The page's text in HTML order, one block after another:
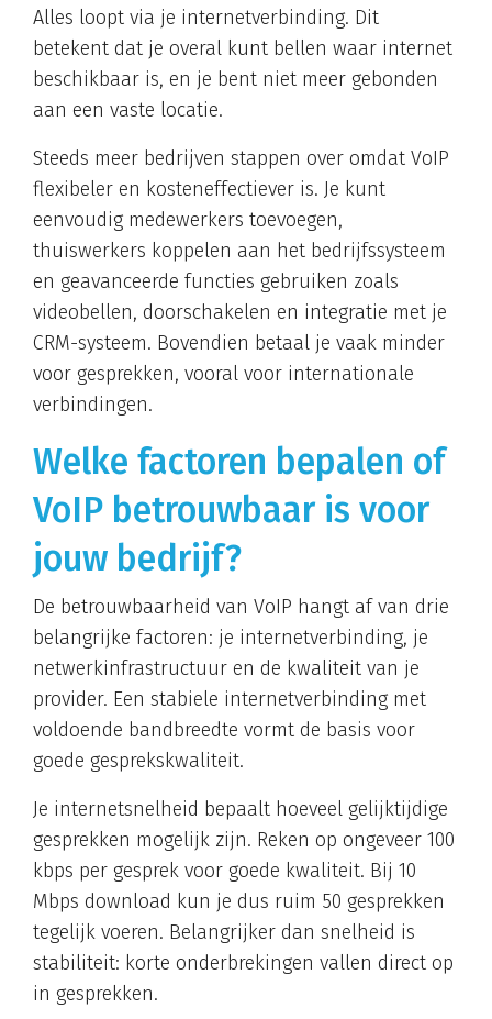
Alles loopt via je internetverbinding. Dit
betekent dat je overal kunt bellen waar internet
beschikbaar is, en je bent niet meer gebonden
aan een vaste locatie.
Steeds meer bedrijven stappen over omdat VoIP
flexibeler en kosteneffectiever is. Je kunt
eenvoudig medewerkers toevoegen,
thuiswerkers koppelen aan het bedrijfssysteem
en geavanceerde functies gebruiken zoals
videobellen, doorschakelen en integratie met je
CRM-systeem. Bovendien betaal je vaak minder
voor gesprekken, vooral voor internationale
verbindingen.
Welke factoren bepalen of
VoIP betrouwbaar is voor
jouw bedrijf?
De betrouwbaarheid van VoIP hangt af van drie
belangrijke factoren: je internetverbinding, je
netwerkinfrastructuur en de kwaliteit van je
provider. Een stabiele internetverbinding met
voldoende bandbreedte vormt de basis voor
goede gesprekskwaliteit.
Je internetsnelheid bepaalt hoeveel gelijktijdige
gesprekken mogelijk zijn. Reken op ongeveer 100
kbps per gesprek voor goede kwaliteit. Bij 10
Mbps download kun je dus ruim 50 gesprekken
tegelijk voeren. Belangrijker dan snelheid is
stabiliteit: korte onderbrekingen vallen direct op
in gesprekken.